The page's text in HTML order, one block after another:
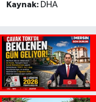
Kaynak: DHA